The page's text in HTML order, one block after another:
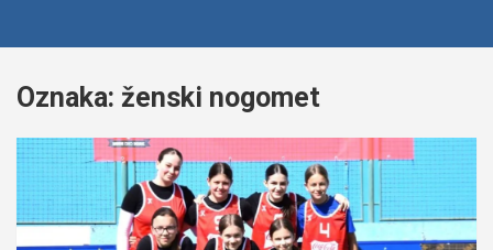
Oznaka: ženski nogomet